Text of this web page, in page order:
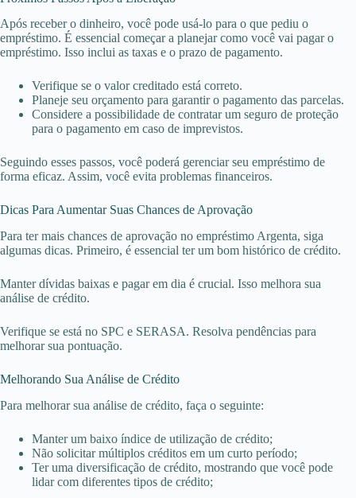
Após receber o dinheiro, você pode usá-lo para o que pediu o
empréstimo. É essencial começar a planejar como você vai pagar o
empréstimo. Isso inclui as taxas e o prazo de pagamento.
Verifique se o valor creditado está correto.
Planeje seu orçamento para garantir o pagamento das parcelas.
Considere a possibilidade de contratar um seguro de proteção
para o pagamento em caso de imprevistos.
Seguindo esses passos, você poderá gerenciar seu empréstimo de
forma eficaz. Assim, você evita problemas financeiros.
Dicas Para Aumentar Suas Chances de Aprovação
Para ter mais chances de aprovação no empréstimo Argenta, siga
algumas dicas. Primeiro, é essencial ter um bom histórico de crédito.
Manter dívidas baixas e pagar em dia é crucial. Isso melhora sua
análise de crédito.
Verifique se está no SPC e SERASA. Resolva pendências para
melhorar sua pontuação.
Melhorando Sua Análise de Crédito
Para melhorar sua análise de crédito, faça o seguinte:
Manter um baixo índice de utilização de crédito;
Não solicitar múltiplos créditos em um curto período;
Ter uma diversificação de crédito, mostrando que você pode
lidar com diferentes tipos de crédito;